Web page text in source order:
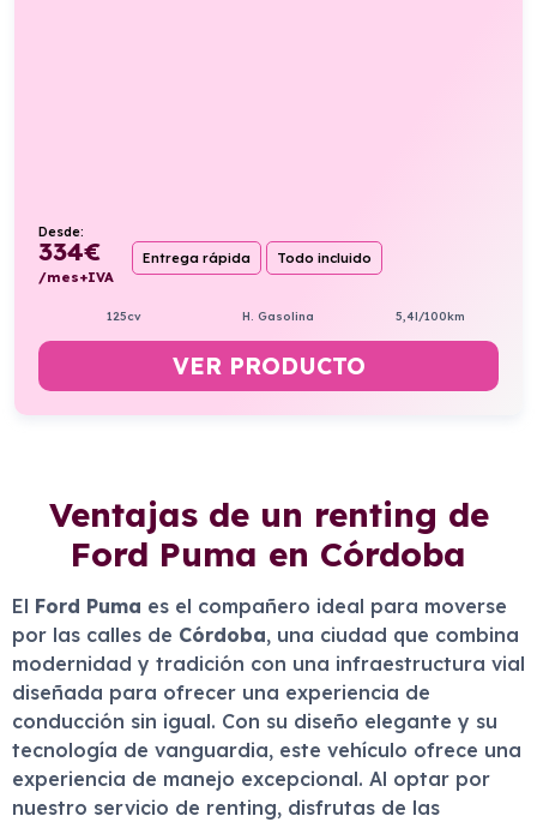
Desde:
334€
/mes+IVA
Entrega rápida Todo incluido
125cv H. Gasolina 5,4l/100km
VER PRODUCTO
Ventajas de un renting de
Ford Puma en Córdoba
El Ford Puma es el compañero ideal para moverse
por las calles de Córdoba, una ciudad que combina
modernidad y tradición con una infraestructura vial
diseñada para ofrecer una experiencia de
conducción sin igual. Con su diseño elegante y su
tecnología de vanguardia, este vehículo ofrece una
experiencia de manejo excepcional. Al optar por
nuestro servicio de renting, disfrutas de las